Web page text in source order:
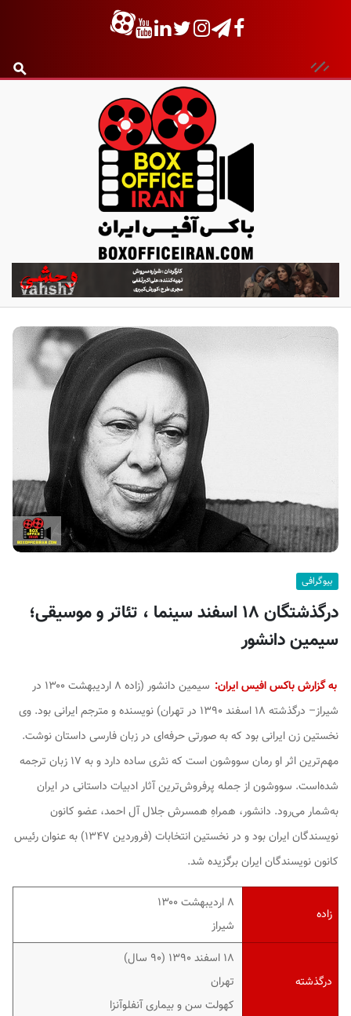
ب
ا
ک
س
بیوگرافی
درگذشتگان ۱۸ اسفند سینما ، تئاتر و موسیقی؛
سیمین دانشور
به گزارش باکس افیس ایران:
سیمین دانشور (زاده ۸ اردیبهشت ۱۳۰۰ در
شیراز– درگذشته ۱۸ اسفند ۱۳۹۰ در تهران) نویسنده و مترجم ایرانی بود. وی
نخستین زن ایرانی بود که به صورتی حرفه‌ای در زبان فارسی داستان نوشت.
مهم‌ترین اثر او رمان سووشون
است که نثری ساده دارد و به ۱۷ زبان ترجمه
شده‌است. سووشوناز جمله پرفروش‌ترین آثار ادبیات داستانی در ایران
به‌شمار می‌رود. دانشور، همراهِ همسرش جلال آل احمد، عضو کانون
نویسندگان ایران بود و در نخستین انتخابات (فروردین ۱۳۴۷) به عنوان رئیس
کانون نویسندگان ایران برگزیده شد.
زاده
۸ اردیبهشت ۱۳۰۰
شیراز
درگذشته
۱۸ اسفند ۱۳۹۰ (۹۰ سال)
تهران
کهولت سن و بیماری آنفلوآنزا